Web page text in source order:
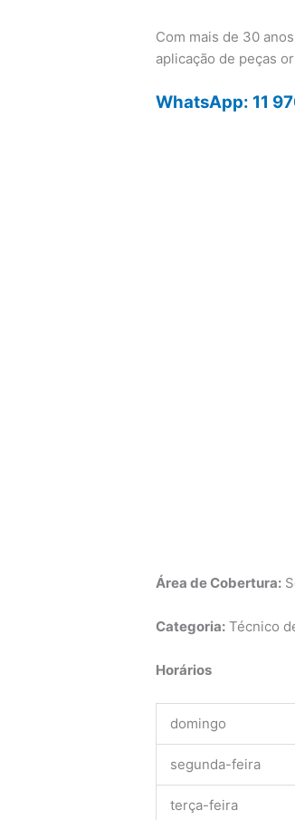
Com mais de 30
aplicação de peças
WhatsApp: 11
Área de Cobertura:
Categoria: Técnico
Horários
domingo
segunda-feira
terça-feira